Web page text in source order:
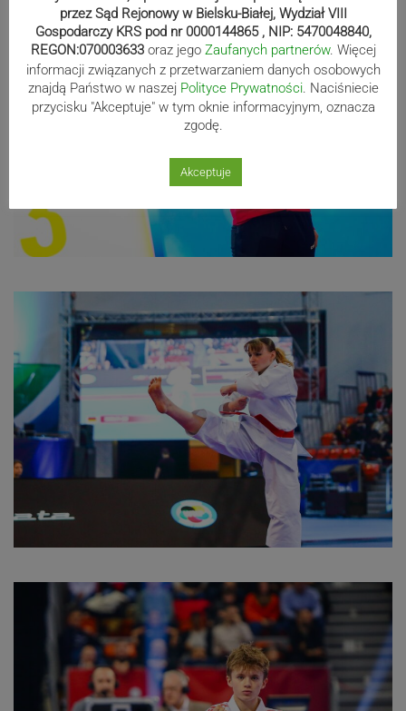
przez Sąd Rejonowy w Bielsku-Białej, Wydział VIII
Gospodarczy KRS pod nr 0000144865 , NIP: 5470048840,
REGON:070003633 oraz jego Zaufanych partnerów. Więcej
informacji związanych z przetwarzaniem danych osobowych
znajdą Państwo w naszej Polityce Prywatności. Naciśniecie
przycisku "Akceptuje" w tym oknie informacyjnym, oznacza
zgodę.
Akceptuje